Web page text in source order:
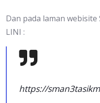
Dan pada laman webisite
LINI :
https://